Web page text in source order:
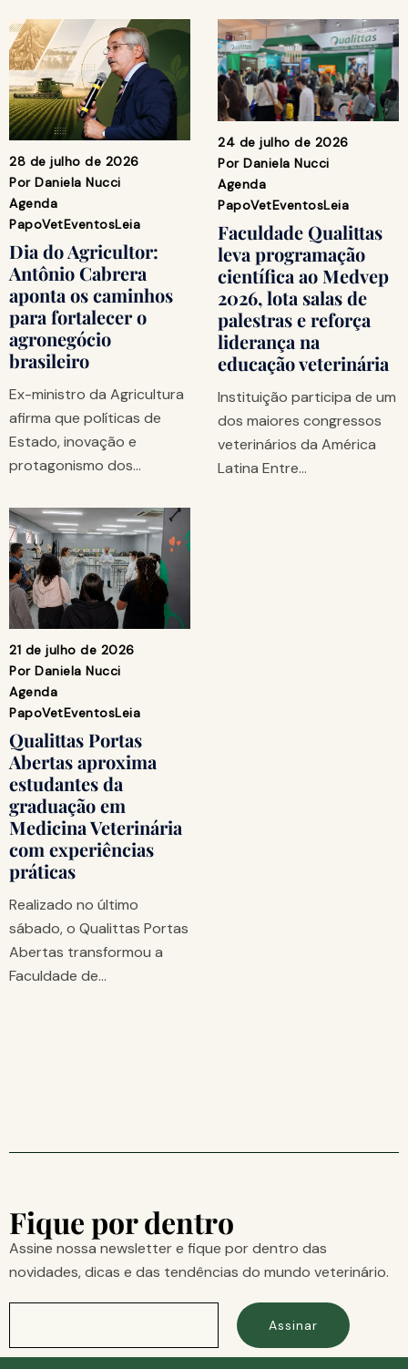
28 de julho de 2026
Por Daniela Nucci
Agenda
PapoVetEventosLeia
Dia do Agricultor:
Antônio Cabrera
aponta os caminhos
para fortalecer o
agronegócio
brasileiro
Ex-ministro da Agricultura
afirma que políticas de
Estado, inovação e
protagonismo dos…
24 de julho de 2026
Por Daniela Nucci
Agenda
PapoVetEventosLeia
Faculdade Qualittas
leva programação
científica ao Medvep
2026, lota salas de
palestras e reforça
liderança na
educação veterinária
Instituição participa de um
dos maiores congressos
veterinários da América
Latina Entre…
21 de julho de 2026
Por Daniela Nucci
Agenda
PapoVetEventosLeia
Qualittas Portas
Abertas aproxima
estudantes da
graduação em
Medicina Veterinária
com experiências
práticas
Realizado no último
sábado, o Qualittas Portas
Abertas transformou a
Faculdade de…
Fique por dentro
Assine nossa newsletter e fique por dentro das
novidades, dicas e das tendências do mundo veterinário.
Assinar